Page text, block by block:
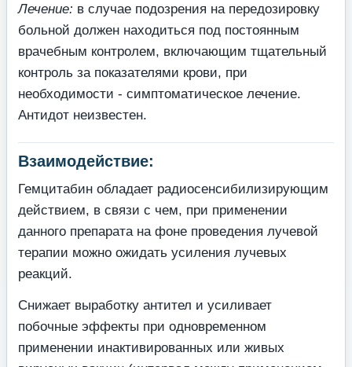
Лечение: в случае подозрения на передозировку
больной должен находиться под постоянным
врачебным контролем, включающим тщательный
контроль за показателями крови, при
необходимости - симптоматическое лечение.
Антидот неизвестен.
Взаимодействие:
Гемцитабин обладает радиосенсибилизирующим
действием, в связи с чем, при применении
данного препарата на фоне проведения лучевой
терапии можно ожидать усиления лучевых
реакций.
Снижает выработку антител и усиливает
побочные эффекты при одновременном
применении инактивированных или живых